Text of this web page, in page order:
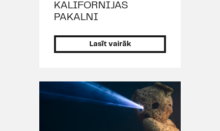
aktrise" par Dominikas Frankonas
lomu izrādē "Pirmavots
2024/2025 - "Spēlmaņu nakts"
nominācija kategorijā "Gada
"Sapnis vasaras naktī
2025 - "Lielais Kristaps" balva
kategorijā "Labākā aktrise otrā
KALIFORNIJAS
PAKALNI
Lasīt vairāk